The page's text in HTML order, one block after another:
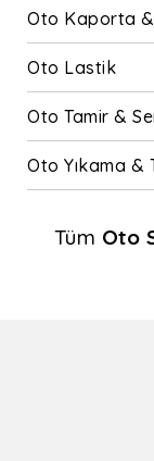
Oto Kaporta
Oto Lastik
Oto Tamir &
Oto Yıkama &
Tüm Oto